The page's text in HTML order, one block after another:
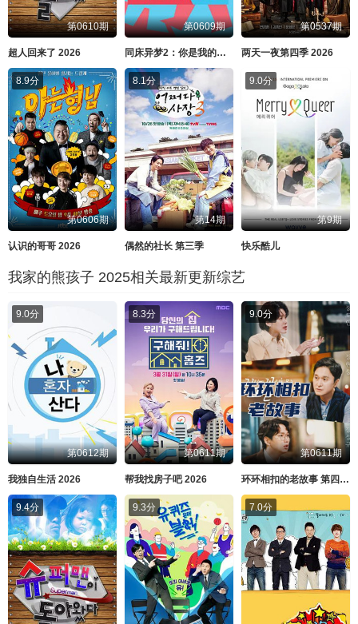
第0610期
超人回来了 2026
第0609期
同床异梦2：你是我的命运 2026
第0537期
两天一夜第四季 2026
8.9分
第0606期
认识的哥哥 2026
8.1分
第14期
偶然的社长 第三季
9.0分
第9期
快乐酷儿
我家的熊孩子 2025相关最新更新综艺
9.0分
第0612期
我独自生活 2026
8.3分
第0611期
帮我找房子吧 2026
9.0分
第0611期
环环相扣的老故事 第四季 2026
9.4分 9.3分 7.0分